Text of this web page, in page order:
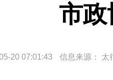
市
20 07:01:43 信息来源： 太